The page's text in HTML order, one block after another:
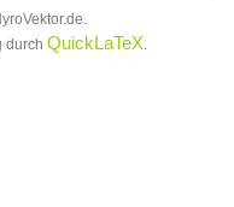
durch QuickLaTeX.